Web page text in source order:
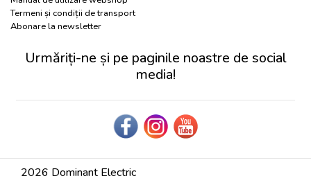
Termeni și condiții de transport
Abonare la newsletter
Urmăriți-ne și pe paginile noastre de social
media!
2026 Dominant Electric